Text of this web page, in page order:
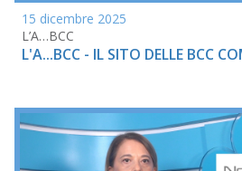
15 dicembre 2025
L’A…BCC
L'A...BCC - IL SITO DELLE BCC